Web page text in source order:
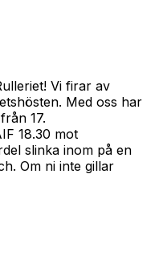
Vi firar av
Med oss har
17.
18.30 mot
slinka inom på en
Om ni inte gillar